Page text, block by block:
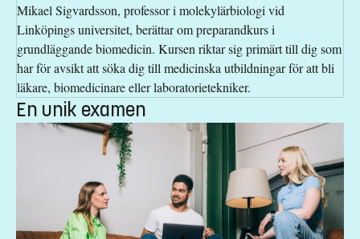
Mikael Sigvardsson, professor i molekylärbiologi vid
Linköpings universitet, berättar om preparandkurs i
grundläggande biomedicin. Kursen riktar sig primärt till dig som
har för avsikt att söka dig till medicinska utbildningar för att bli
läkare, biomedicinare eller laboratorietekniker.
En unik examen